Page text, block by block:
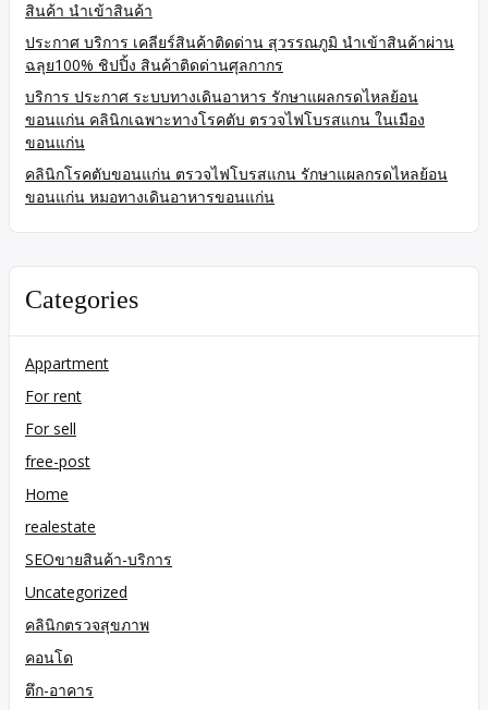
สินค้า นำเข้าสินค้า
ประกาศ บริการ เคลียร์สินค้าติดด่าน สุวรรณภูมิ นำเข้าสินค้าผ่าน
ฉลุย100% ชิปปิ้ง สินค้าติดด่านศุลกากร
บริการ ประกาศ ระบบทางเดินอาหาร รักษาแผลกรดไหลย้อน
ขอนแก่น คลินิกเฉพาะทางโรคตับ ตรวจไฟโบรสแกน ในเมือง
ขอนแก่น
คลินิกโรคตับขอนแก่น ตรวจไฟโบรสแกน รักษาแผลกรดไหลย้อน
ขอนแก่น หมอทางเดินอาหารขอนแก่น
Categories
Appartment
For rent
For sell
free-post
Home
realestate
SEOขายสินค้า-บริการ
Uncategorized
คลินิกตรวจสุขภาพ
คอนโด
ตึก-อาคาร